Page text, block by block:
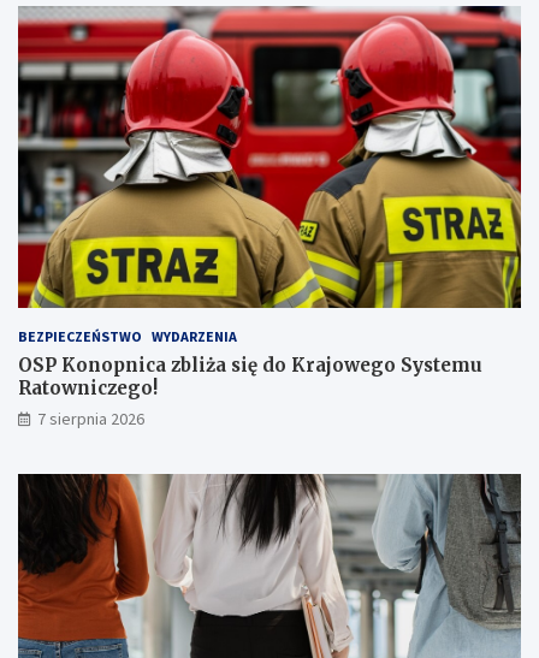
y
ż
s
z
ą
l
c
z
b
ą
a
a
ż
e
r
!
BEZPIECZEŃSTWO WYDARZENIA
OSP Konopnica zbliża się do Krajowego Systemu
Ratowniczego!
7 sierpnia 2026